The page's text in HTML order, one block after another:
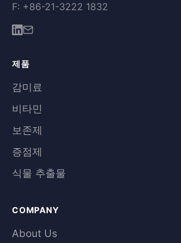
F: +86-21-3222 1832
제품
감미료
비타민
보존제
증점제
식물 추출물
COMPANY
About Us